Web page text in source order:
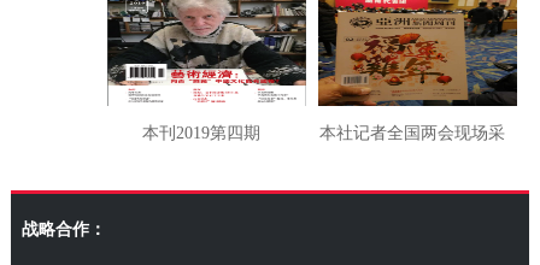
本刊2019第四期 本社记者全国两会现场采
访湖南代表团
战略合作：